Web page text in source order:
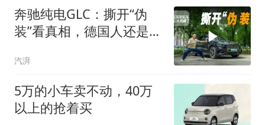
奔驰纯电GLC：撕开“伪
装”看真相，德国人还是太
汽湃
5万的小车卖不动，40万
以上的抢着买